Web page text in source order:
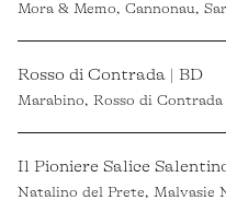
Mora & Memo, Cannonau,
Rosso di Contrada | BD
Marabino, Rosso di
Il Pioniere Salice
Natalino del Prete, Malvasie